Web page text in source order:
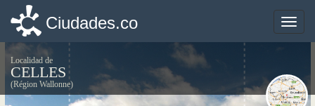
Toggle
Ciudades.co
Localidad de
CELLES
(Région Wallonne)
Toggle
Ciudades.co